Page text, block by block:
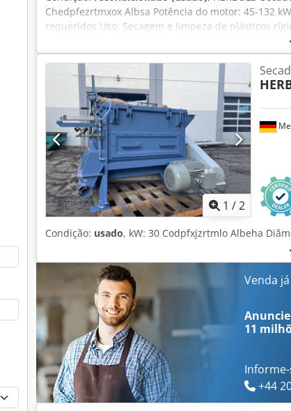
Chedpfezrtmxox Albsa Potência do motor: 45-132
requeridos Uso: Secagem e limpeza de plásticos
plásticos (1,2-1,6 t/h) Rotor: 1200 mm de diâmetro
redondos de 2,5 mm Com transmissão por correia
1 /2
Condição: usado, kW: 30 Codpfxjzrtmlo Albeha
Venda
11
+44